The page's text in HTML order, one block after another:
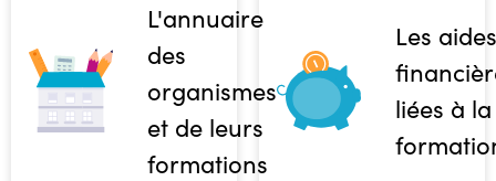
L'annuaire
des
organismes
et de leurs
formations
Les aides
liées à la